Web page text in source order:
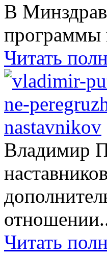
В
программы
Читать
Владимир
Читать